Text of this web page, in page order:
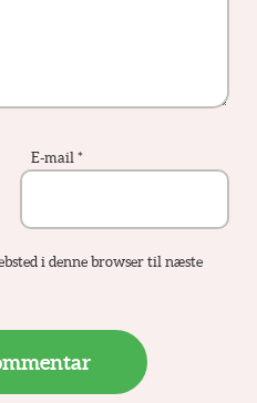
E-mail *
i denne browser til næste